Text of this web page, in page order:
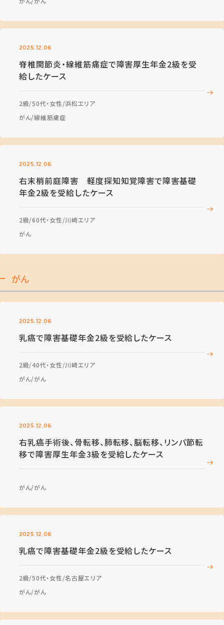
2025.12.06
脊椎関節炎・線維筋痛症で障害厚生年金2級を受
給したケース
2級 50代・女性 浜松エリア
がん 線維筋痛症
2025.12.06
右末梢前庭障害 軽度探知知覚障害で障害基礎
年金2級を受給したケース
2級 60代・女性 川崎エリア
がん
がん
2025.12.06
乳癌で障害基礎年金2級を受給したケース
2級 40代・女性 川崎エリア
がん がん
2025.12.06
右乳癌手術後、骨転移、肺転移、脳転移、リンパ節転
移で障害厚生年金3級を受給したケース
がん がん
2025.12.06
乳癌で障害基礎年金2級を受給したケース
2級 50代・女性 名古屋エリア
がん がん